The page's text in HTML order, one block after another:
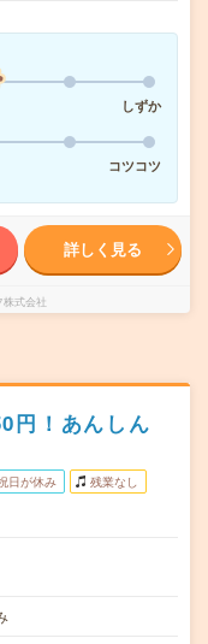
しずか
コツコツ
詳しく見る
式会社
円！あんしん
日が休み 残業なし